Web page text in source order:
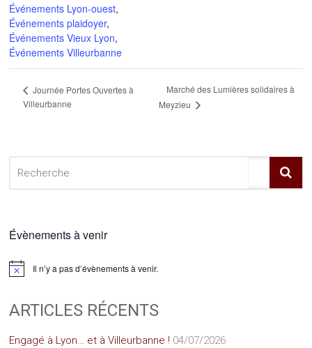
Événements Lyon-ouest,
Événements plaidoyer,
Événements Vieux Lyon,
Événements Villeurbanne
Journée Portes Ouvertes à
Villeurbanne
Marché des Lumières solidaires à
Meyzieu
Évènements à venir
Notice Il n’y a pas d’évènements à venir.
ARTICLES RÉCENTS
Engagé à Lyon… et à Villeurbanne ! 04/07/2026